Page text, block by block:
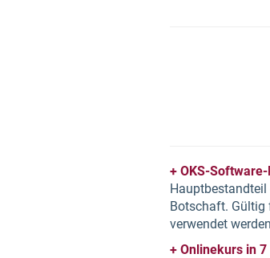
+ OKS-
Hauptbestandteil
Botschaft. Gültig
verwendet
+ Onlinekurs in 7